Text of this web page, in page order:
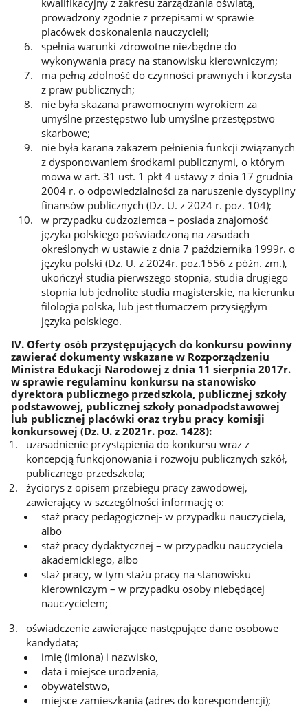
prowadzony zgodnie z przepisami w sprawie
placówek doskonalenia nauczycieli;
spełnia warunki zdrowotne niezbędne do
wykonywania pracy na stanowisku kierowniczym;
ma pełną zdolność do czynności prawnych i korzysta
z praw publicznych;
nie była skazana prawomocnym wyrokiem za
umyślne przestępstwo lub umyślne przestępstwo
skarbowe;
nie była karana zakazem pełnienia funkcji związanych
z dysponowaniem środkami publicznymi, o którym
mowa w art. 31 ust. 1 pkt 4 ustawy z dnia 17 grudnia
2004 r. o odpowiedzialności za naruszenie dyscypliny
finansów publicznych (Dz. U. z 2024 r. poz. 104);
w przypadku cudzoziemca – posiada znajomość
języka polskiego poświadczoną na zasadach
określonych w ustawie z dnia 7 października 1999r. o
języku polski (Dz. U. z 2024r. poz.1556 z późn. zm.),
ukończył studia pierwszego stopnia, studia drugiego
stopnia lub jednolite studia magisterskie, na kierunku
filologia polska, lub jest tłumaczem przysięgłym
języka polskiego.
IV. Oferty osób przystępujących do konkursu powinny
zawierać dokumenty wskazane w Rozporządzeniu
Ministra Edukacji Narodowej z dnia 11 sierpnia 2017r.
w sprawie regulaminu konkursu na stanowisko
dyrektora publicznego przedszkola, publicznej szkoły
podstawowej, publicznej szkoły ponadpodstawowej
lub publicznej placówki oraz trybu pracy komisji
konkursowej (Dz. U. z 2021r. poz. 1428):
uzasadnienie przystąpienia do konkursu wraz z
koncepcją funkcjonowania i rozwoju publicznych szkół,
publicznego przedszkola;
życiorys z opisem przebiegu pracy zawodowej,
zawierający w szczególności informację o:
staż pracy pedagogicznej- w przypadku nauczyciela,
albo
staż pracy dydaktycznej – w przypadku nauczyciela
akademickiego, albo
staż pracy, w tym stażu pracy na stanowisku
kierowniczym – w przypadku osoby niebędącej
nauczycielem;
oświadczenie zawierające następujące dane osobowe
kandydata;
imię (imiona) i nazwisko,
data i miejsce urodzenia,
obywatelstwo,
miejsce zamieszkania (adres do korespondencji);